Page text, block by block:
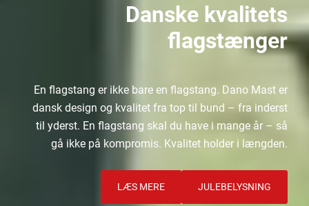
Danske kvalitets
flagstænger
En flagstang er ikke bare en flagstang. Dano Mast er
dansk design og kvalitet fra top til bund – fra inderst
til yderst. En flagstang skal du have i mange år – så
gå ikke på kompromis. Kvalitet holder i længden.
LÆS MERE JULEBELYSNING